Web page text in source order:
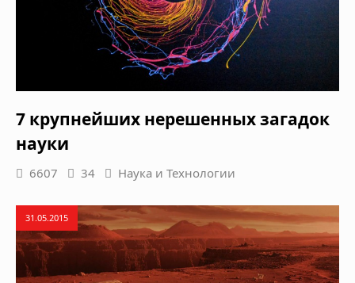
7 крупнейших нерешенных загадок
науки
6607 34 Наука и Технологии
31.05.2015